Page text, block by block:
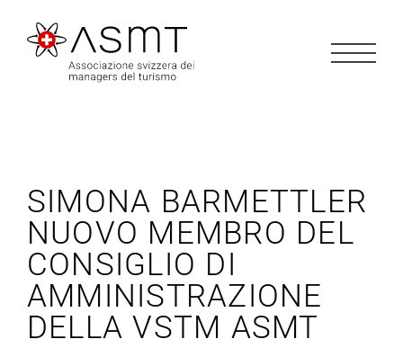
contenuto
SIMONA BARMETTLER
NUOVO MEMBRO DEL
CONSIGLIO DI
AMMINISTRAZIONE
DELLA VSTM ASMT